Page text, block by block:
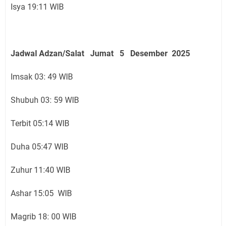
Isya 19:11 WIB
Jadwal Adzan/Salat Jumat 5 Desember 2025
Imsak 03: 49 WIB
Shubuh 03: 59 WIB
Terbit 05:14 WIB
Duha 05:47 WIB
Zuhur 11:40 WIB
Ashar 15:05 WIB
Magrib 18: 00 WIB